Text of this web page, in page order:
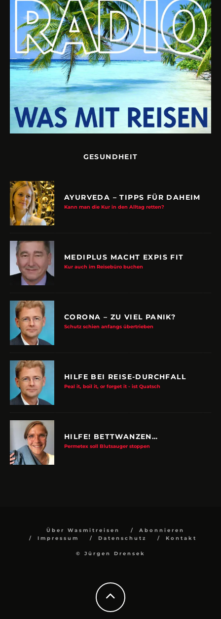
GESUNDHEIT
AYURVEDA – TIPPS FÜR DAHEIM
Kann man die Kur in den Alltag retten?
MEDIPLUS MACHT EXPIS FIT
Kur auch im Reisebüro buchen
CORONA – ZU VIEL PANIK?
Schutz schien anfangs übertrieben
HILFE BEI REISE-DURCHFALL
Peal it, boil it, or forget it - ist Quatsch
HILFE! BETTWANZEN…
Permetex soll Blutsauger stoppen
Über Wasmitreisen
Abonnieren
Impressum
Datenschutz Kontakt
© Jürgen Drensek